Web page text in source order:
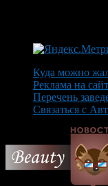
Куда можно
Реклама на
Перечень
Связаться с